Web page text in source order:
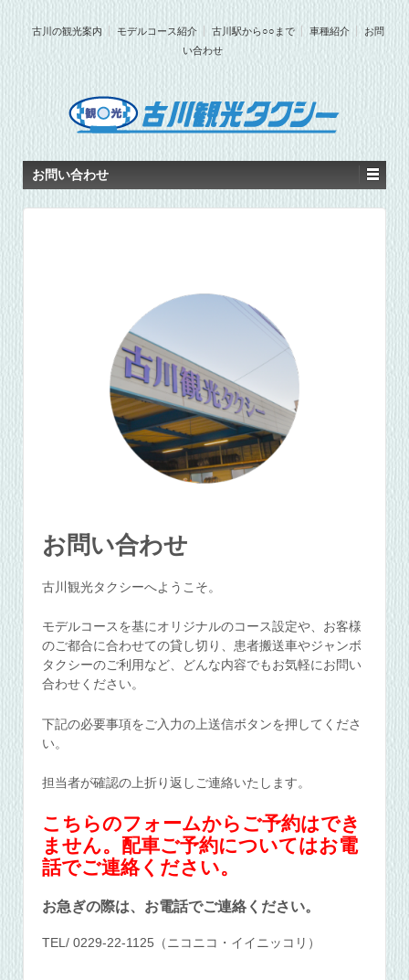
古川の観光案内 モデルコース紹介 古川駅から○○まで 車種紹介
お問
い合わせ
お問い合わせ
お問い合わせ
古川観光タクシーへようこそ。
モデルコースを基にオリジナルのコース設定や、お客様
のご都合に合わせての貸し切り、患者搬送車やジャンボ
タクシーのご利用など、どんな内容でもお気軽にお問い
合わせください。
下記の必要事項をご入力の上送信ボタンを押してくださ
い。
担当者が確認の上折り返しご連絡いたします。
こちらのフォームからご予約はでき
ません。配車ご予約についてはお電
話でご連絡ください。
お急ぎの際は、お電話でご連絡ください。
TEL/ 0229-22-1125（ニコニコ・イイニッコリ）